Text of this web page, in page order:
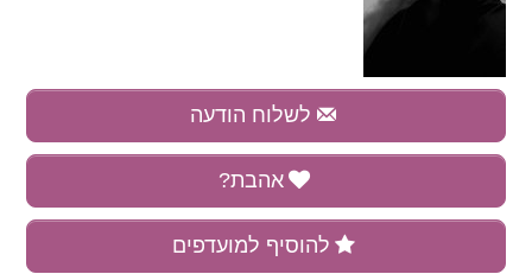
לשלוח הודעה
אהבת?
להוסיף למועדפים